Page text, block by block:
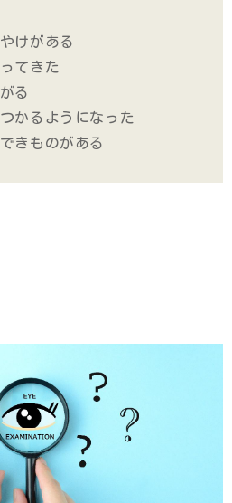
けがある
てきた
る
かるようになった
きものがある